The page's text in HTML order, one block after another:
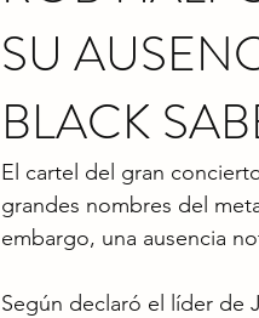
SU
BLACK
El cartel del gran
grandes nombres del
embargo, una ausencia
Según declaró el líder de